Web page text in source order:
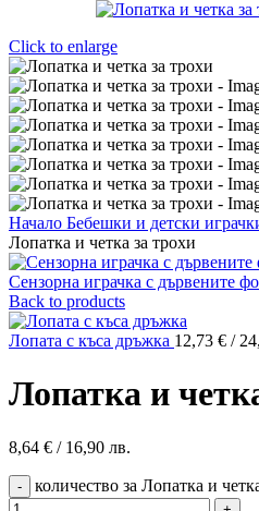
Click to enlarge
Начало Бебешки и детски
Лопатка и четка за трохи
Сензорна играчка с дървените
Back to products
Лопата с къса дръжка 12,73 € /
Лопатка и
8,64 € / 16,90 лв.
количество за Лопатка и